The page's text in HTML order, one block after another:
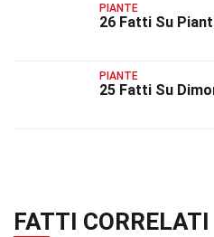
PIANTE
26 Fatti Su
PIANTE
25 Fatti Su
FATTI CORRELATI